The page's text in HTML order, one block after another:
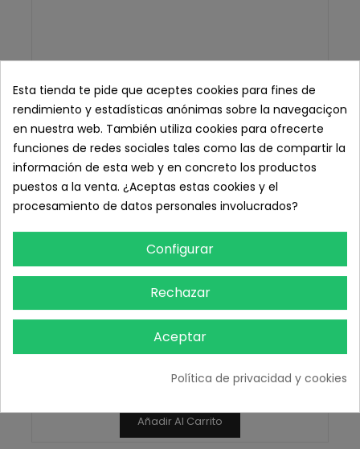
Gafas Protectoras UVA Solarium
Añadir Al Carrito
Esta tienda te pide que aceptes cookies para fines de
rendimiento y estadísticas anónimas sobre la navegaciçon
en nuestra web. También utiliza cookies para ofrecerte
funciones de redes sociales tales como las de compartir la
información de esta web y en concreto los productos
puestos a la venta. ¿Aceptas estas cookies y el
procesamiento de datos personales involucrados?
Configurar
Rechazar
Aceptar
Política de privacidad y cookies